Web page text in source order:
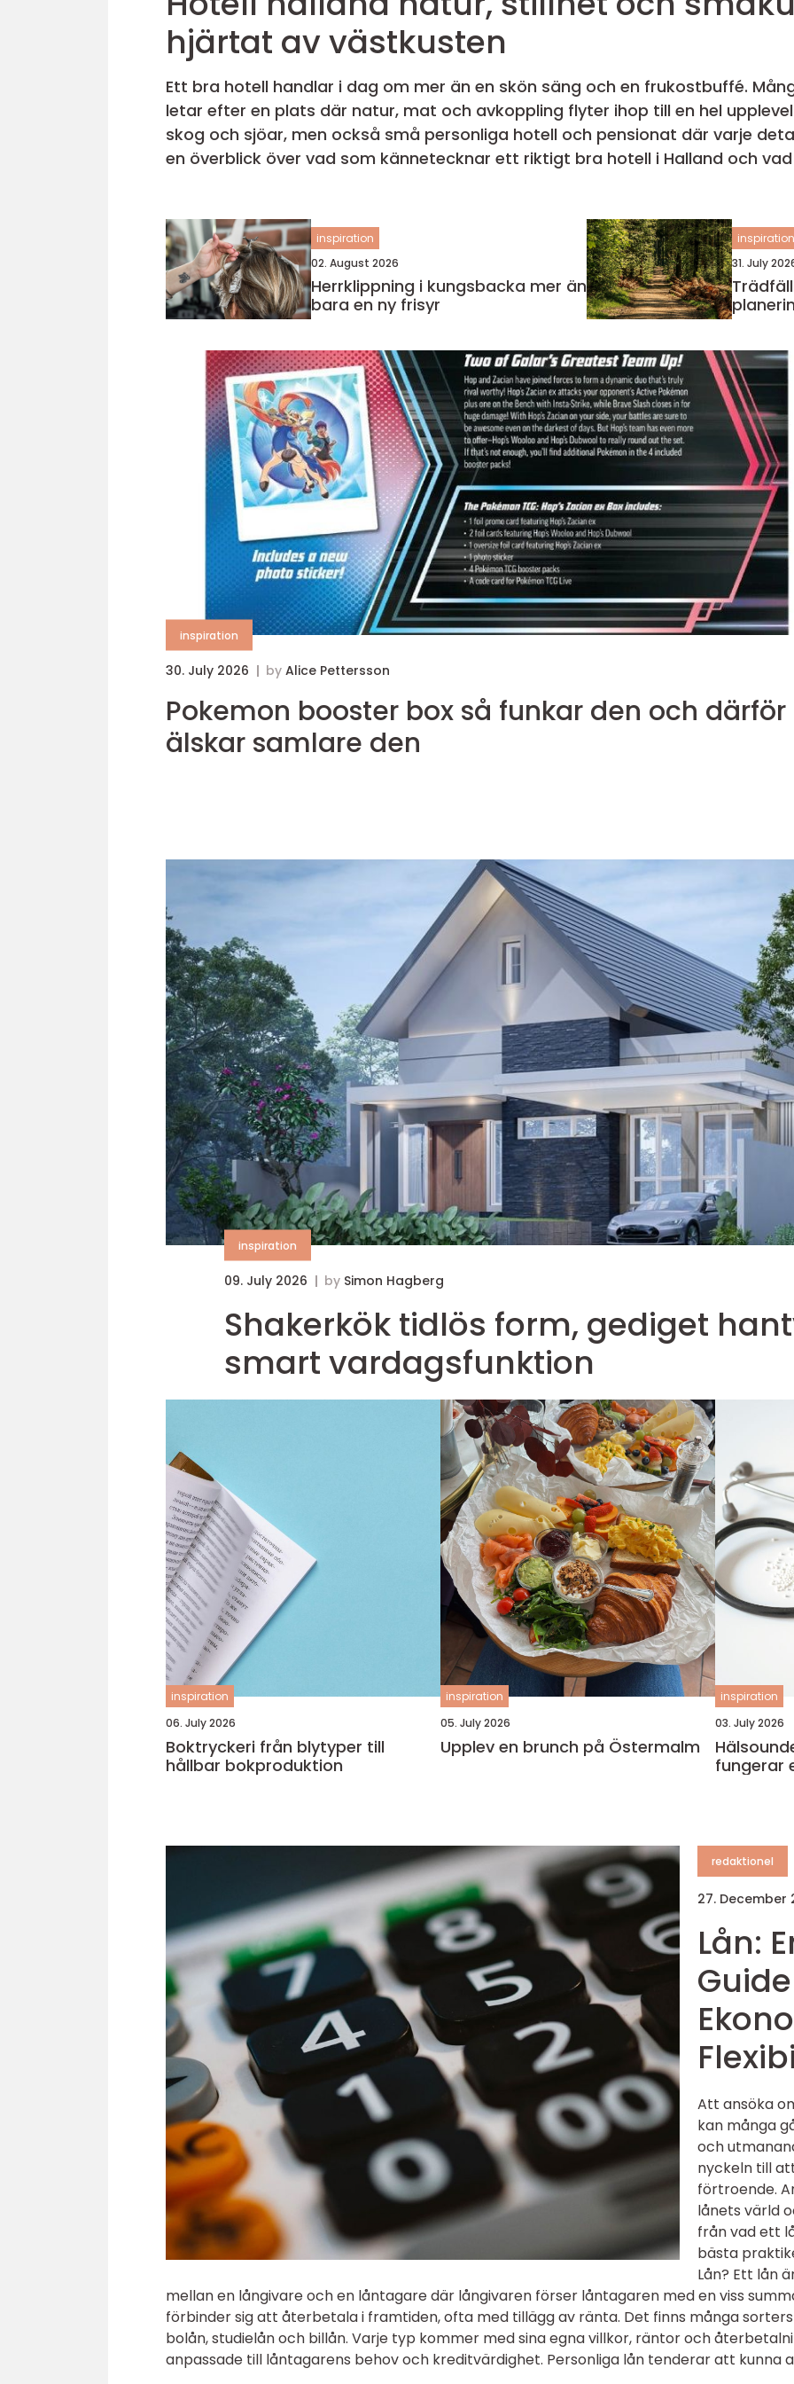
hjärtat av västkusten
Ett bra hotell handlar i dag om mer än en skön säng och en frukostbuffé.
letar efter en plats där natur, mat och avkoppling flyter ihop till en hel
skog och sjöar, men också små personliga hotell och pensionat där varje
en överblick över vad som kännetecknar ett riktigt bra hotell i Halland och vad som kan vara värt att titta
inspiration
02. August 2026
Herrklippning i kungsbacka mer än
bara en ny frisyr
inspiration
31. July
inspiration
30. July 2026 by Alice Pettersson
Pokemon booster box så funkar den och därför
älskar samlare den
inspiration
09. July 2026 by Simon Hagberg
Shakerkök tidlös form, gediget hantverk och
smart vardagsfunktion
inspiration
06. July 2026
Boktryckeri från blytyper till
hållbar bokproduktion
inspiration
05. July 2026
Upplev en brunch på Östermalm
inspiration
03. July 2026
fungerar
redaktionel
27. December
Lån:
Att ansöka
kan många
och
nyckeln till
förtroende.
lånets värld
från vad ett
bästa
Lån? Ett lån
mellan en långivare och en låntagare där långivaren förser låntagaren med en viss
förbinder sig att återbetala i framtiden, ofta med tillägg av ränta. Det finns många sorters
bolån, studielån och billån. Varje typ kommer med sina egna villkor, räntor och
anpassade till låntagarens behov och kreditvärdighet. Personliga lån tenderar att kunna